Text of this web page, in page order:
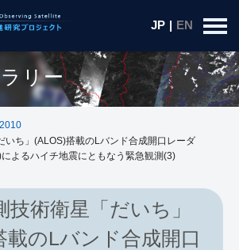
JP | EN
リー
2010
いち」(ALOS)搭載のLバンド合成開口レーダ
よるハイチ地震にともなう緊急観測(3)
技術衛星「だいち」
載のLバンド合成開口